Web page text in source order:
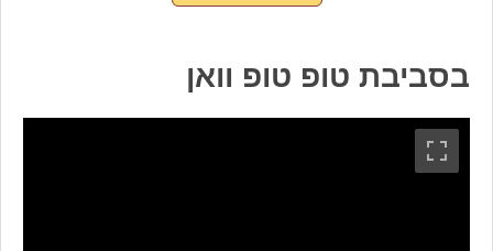
בסביבת טופ טופ וואן